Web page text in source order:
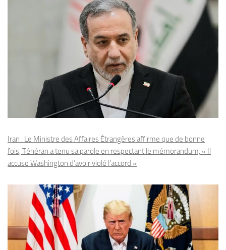
Iran : Le Ministre des Affaires Étrangères affirme que de bonne
fois, Téhéran a tenu sa parole en respectant le mémorandum, « Il
accuse Washington d’avoir violé l’accord »